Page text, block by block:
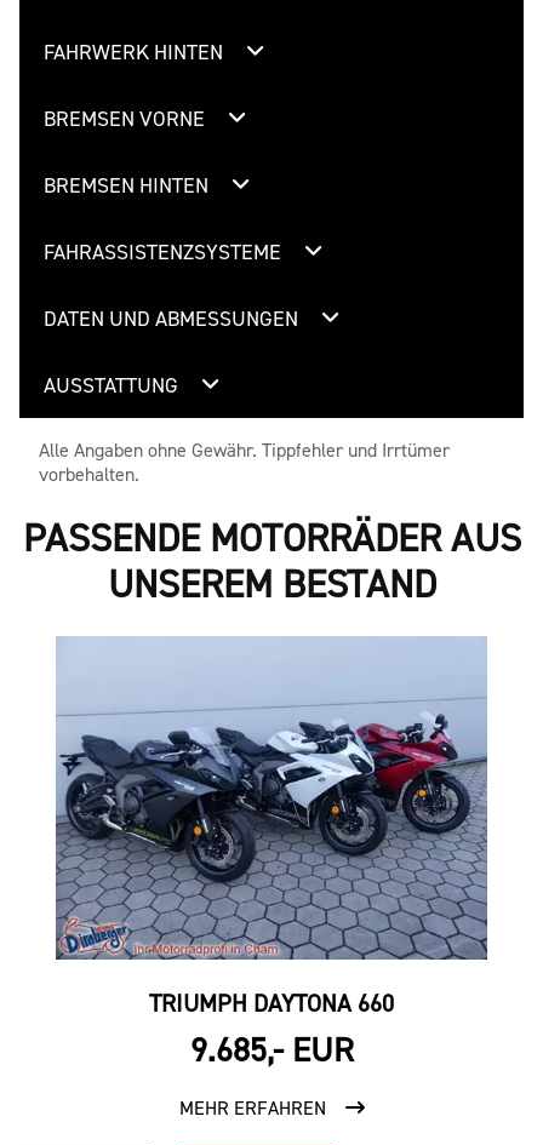
FAHRWERK HINTEN
BREMSEN VORNE
BREMSEN HINTEN
FAHRASSISTENZSYSTEME
DATEN UND ABMESSUNGEN
AUSSTATTUNG
Alle Angaben ohne Gewähr. Tippfehler und Irrtümer
vorbehalten.
PASSENDE MOTORRÄDER AUS
UNSEREM BESTAND
TRIUMPH DAYTONA 660
9.685,- EUR
MEHR ERFAHREN